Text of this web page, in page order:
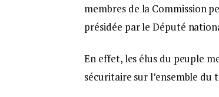
membres de la Commission
présidée par le Député
En effet, les élus du peuple
sécuritaire sur l’ensemble